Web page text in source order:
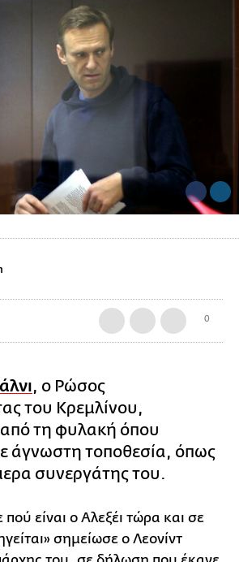
0
, ο Ρώσος
του Κρεμλίνου,
τη φυλακή όπου
άγνωστη τοποθεσία, όπως
συνεργάτης του.
είναι ο Αλεξέι τώρα και σε
σημείωσε ο Λεονίντ